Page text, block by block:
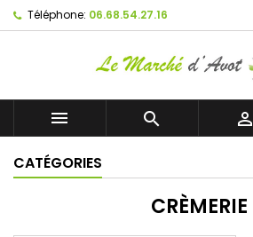
Téléphone: 06.68.54.27.16
  
CATÉGORIES
CRÈMERIE